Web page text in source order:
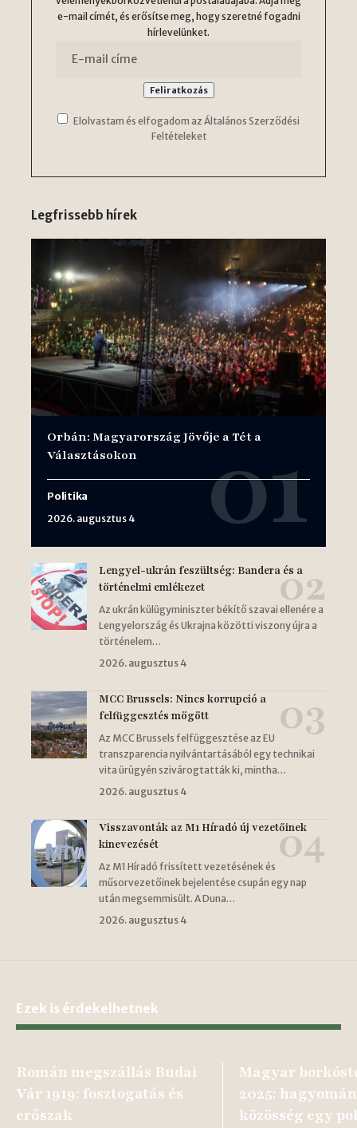
e-mail címét, és erősítse meg, hogy szeretné fogadni
hírlevelünket.
Elolvastam és elfogadom az Általános Szerződési
Feltételeket
Legfrissebb hírek
Orbán: Magyarország Jövője a Tét a
Választásokon
Politika
2026. augusztus 4
Lengyel-ukrán feszültség: Bandera és a
történelmi emlékezet
Az ukrán külügyminiszter békítő szavai ellenére a
Lengyelország és Ukrajna közötti viszony újra a
történelem…
2026. augusztus 4
MCC Brussels: Nincs korrupció a
felfüggesztés mögött
Az MCC Brussels felfüggesztése az EU
transzparencia nyilvántartásából egy technikai
vita ürügyén szivárogtatták ki, mintha…
2026. augusztus 4
Visszavonták az M1 Híradó új vezetőinek
kinevezését
Az M1 Híradó frissített vezetésének és
műsorvezetőinek bejelentése csupán egy nap
után megsemmisült. A Duna…
2026. augusztus 4
Ezek is érdekelhetnek
Román megszállás Budai
Vár 1919: fosztogatás és
erőszak
Magyar
2025:
közösség egy